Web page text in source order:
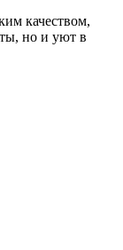
качеством,
но и уют в